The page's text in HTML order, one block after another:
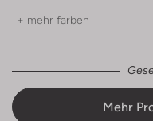
+ mehr farben
Mehr